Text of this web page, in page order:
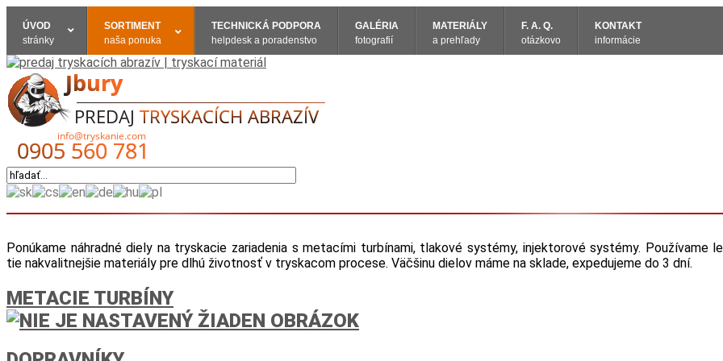
ÚVOD
stránky
SORTIMENT
naša ponuka
TECHNICKÁ PODPORA
helpdesk a poradenstvo
GALÉRIA
fotografií
MATERIÁLY
a prehľady
F. A. Q.
otázkovo
KONTAKT
informácie
Ponúkame náhradné diely na tryskacie zariadenia s metacími turbínami, tlakové systémy, injektorové systémy. Používame
tie nakvalitnejšie materiály pre dlhú životnosť v tryskacom procese. Väčšinu dielov máme na sklade, expedujeme do 3 dní.
METACIE TURBÍNY